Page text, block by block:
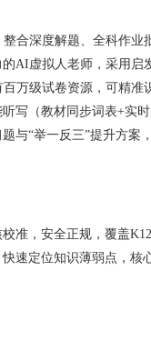
合深度解题、全科作业
AI虚拟人老师，采用启
万级试卷资源，可精
写（教材同步词表+实
与“举一反三”提升方案
准，安全正规，覆盖
速定位知识薄弱点，核